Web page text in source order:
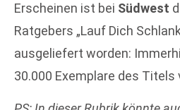
Erscheinen ist bei Südwest
Ratgebers „Lauf Dich
ausgeliefert worden:
30.000 Exemplare des